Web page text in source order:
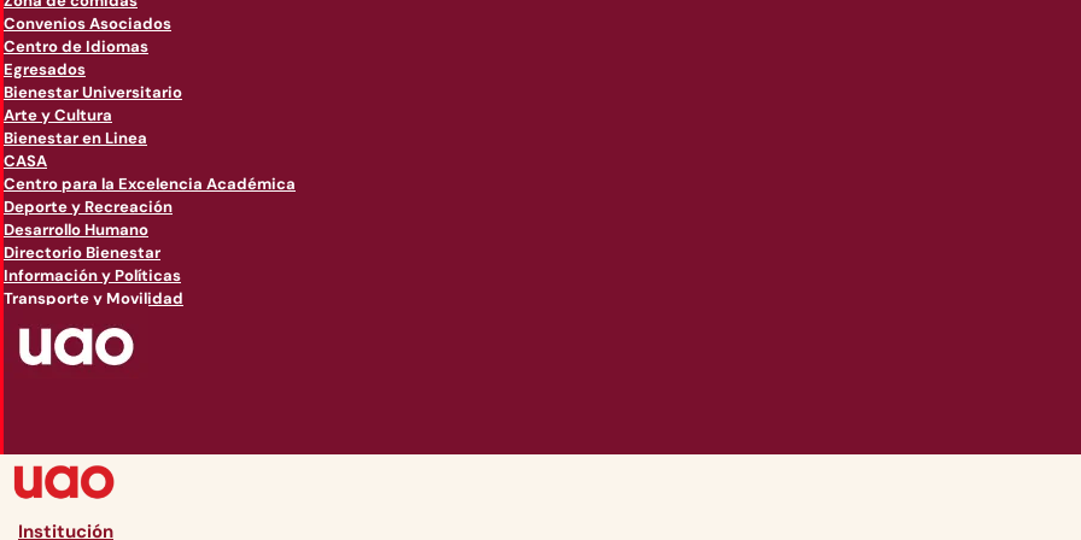
Convenios Asociados
Centro de Idiomas
Egresados
Bienestar Universitario
Arte y Cultura
Bienestar en Linea
CASA
Centro para la Excelencia Académica
Deporte y Recreación
Desarrollo Humano
Directorio Bienestar
Información y Políticas
Transporte y Movilidad
Institución